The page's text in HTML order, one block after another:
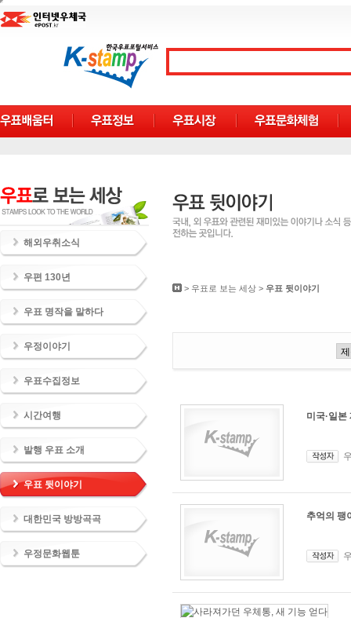
해외우취소식
우편 130년
우표 명작을 말하다
우정이야기
우표수집정보
시간여행
발행 우표 소개
우표 뒷이야기
대한민국 방방곡곡
우정문화웹툰
> 우표로 보는 세상 > 우표 뒷이야기
미국·일
추억의 팽